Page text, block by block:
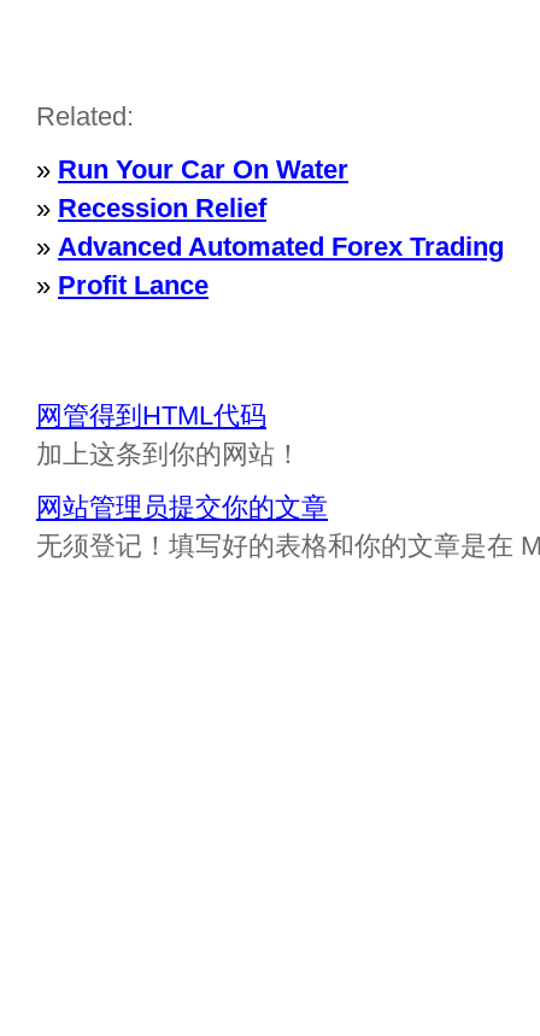
Related:
» Run Your Car On Water
» Recession Relief
» Advanced Automated Forex Trading
» Profit Lance
网管得到HTML代码
加上这条到你的网站！
网站管理员提交你的文章
无须登记！填写好的表格和你的文章是在